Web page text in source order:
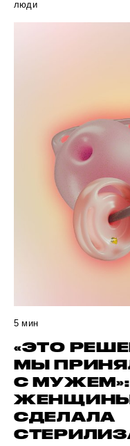
люди
5 мин
«ЭТО
МЫ
С
СДЕЛАЛА